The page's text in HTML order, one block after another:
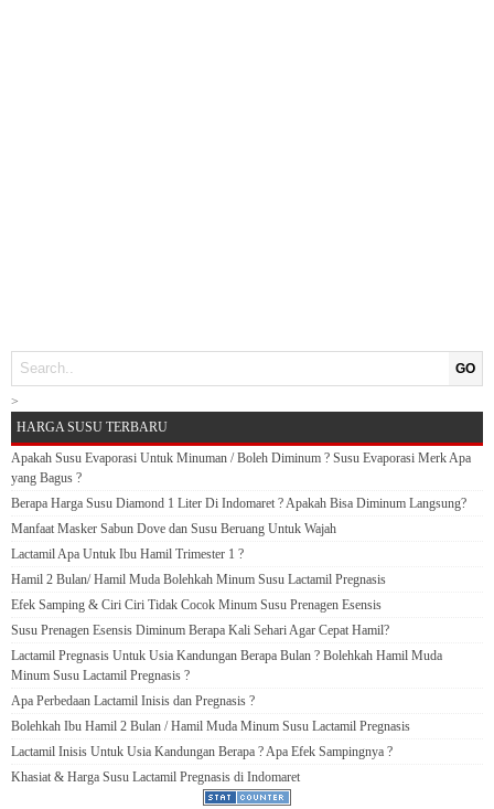
GO
>
HARGA SUSU TERBARU
Apakah Susu Evaporasi Untuk Minuman / Boleh Diminum ? Susu Evaporasi Merk Apa
yang Bagus ?
Berapa Harga Susu Diamond 1 Liter Di Indomaret ? Apakah Bisa Diminum Langsung?
Manfaat Masker Sabun Dove dan Susu Beruang Untuk Wajah
Lactamil Apa Untuk Ibu Hamil Trimester 1 ?
Hamil 2 Bulan/ Hamil Muda Bolehkah Minum Susu Lactamil Pregnasis
Efek Samping & Ciri Ciri Tidak Cocok Minum Susu Prenagen Esensis
Susu Prenagen Esensis Diminum Berapa Kali Sehari Agar Cepat Hamil?
Lactamil Pregnasis Untuk Usia Kandungan Berapa Bulan ? Bolehkah Hamil Muda
Minum Susu Lactamil Pregnasis ?
Apa Perbedaan Lactamil Inisis dan Pregnasis ?
Bolehkah Ibu Hamil 2 Bulan / Hamil Muda Minum Susu Lactamil Pregnasis
Lactamil Inisis Untuk Usia Kandungan Berapa ? Apa Efek Sampingnya ?
Khasiat & Harga Susu Lactamil Pregnasis di Indomaret